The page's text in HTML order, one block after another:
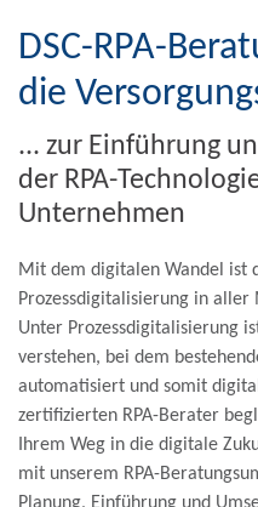
DSC-RPA-
die
... zur Einführung
der RPA-
Unternehmen
Mit dem digitalen Wandel ist
Prozessdigitalisierung in
Unter Prozessdigitalisierung
verstehen, bei dem
automatisiert und somit
zertifizierten RPA-Berater
Ihrem Weg in die digitale
mit unserem RPA-